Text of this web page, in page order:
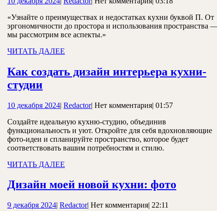
недостатки
дизайна
кухни
2024
«Узнайте о преимуществах и недостатках кухни буквой П. От
эргономичности до простора и использования пространства
мы рассмотрим все аспекты.»
ЧИТАТЬ ДАЛЕЕ
Как создать дизайн интерьера кухни-
студииКак
дизайн
интерьера
кухни-
студии
10 декабря 202410
2024
| RedactorRedactor
| Нет комментария| 01:57
Создайте идеальную кухню-студию, объединив
функциональность и уют. Откройте для себя вдохновляющие
фото-идеи и спланируйте пространство, которое будет
соответствовать вашим потребностям и стилю.
ЧИТАТЬ ДАЛЕЕ
Дизайн моей новой кухни: фото
9 декабря 20249| RedactorRedactor
| Нет комментария| 22:11